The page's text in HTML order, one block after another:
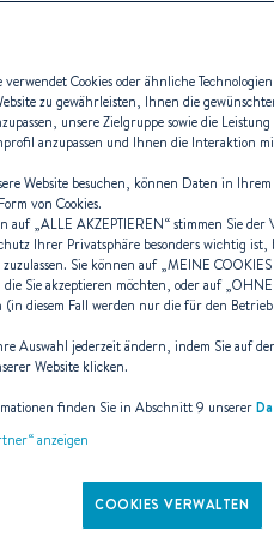
Beruf, eine
verwendet Cookies oder ähnliche
zu gewährleisten, Ihnen die
unsere Zielgruppe sowie die
anzupassen und Ihnen die Interaktion
Website besuchen, können Daten in
von Cookies.
auf „ALLE AKZEPTIEREN“ stimmen Sie der
Ihrer Privatsphäre besonders wichtig
Sie können auf „MEINE
die Sie akzeptieren möchten, oder auf „OHNE
(in diesem Fall werden nur die für den
Auswahl jederzeit ändern, indem Sie auf
Website klicken.
finden Sie in Abschnitt 9 unserer
anzeigen
COOKIES VERWALTEN